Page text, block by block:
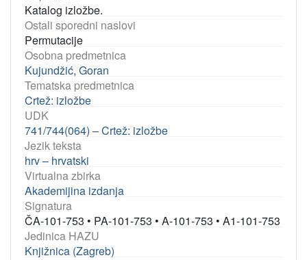
Katalog izložbe.
Ostali sporedni naslovi
Permutacije
Osobna predmetnica
Kujundžić, Goran
Tematska predmetnica
Crtež: izložbe
UDK
741/744(064) – Crtež: izložbe
Jezik teksta
hrv – hrvatski
Virtualna zbirka
Akademijina izdanja
Signatura
ČA-101-753 • PA-101-753 • A-101-753 • A1-101-753
Jedinica HAZU
Knjižnica (Zagreb)